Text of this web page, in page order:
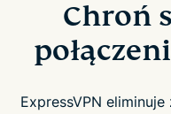
Chroń
ExpressVPN